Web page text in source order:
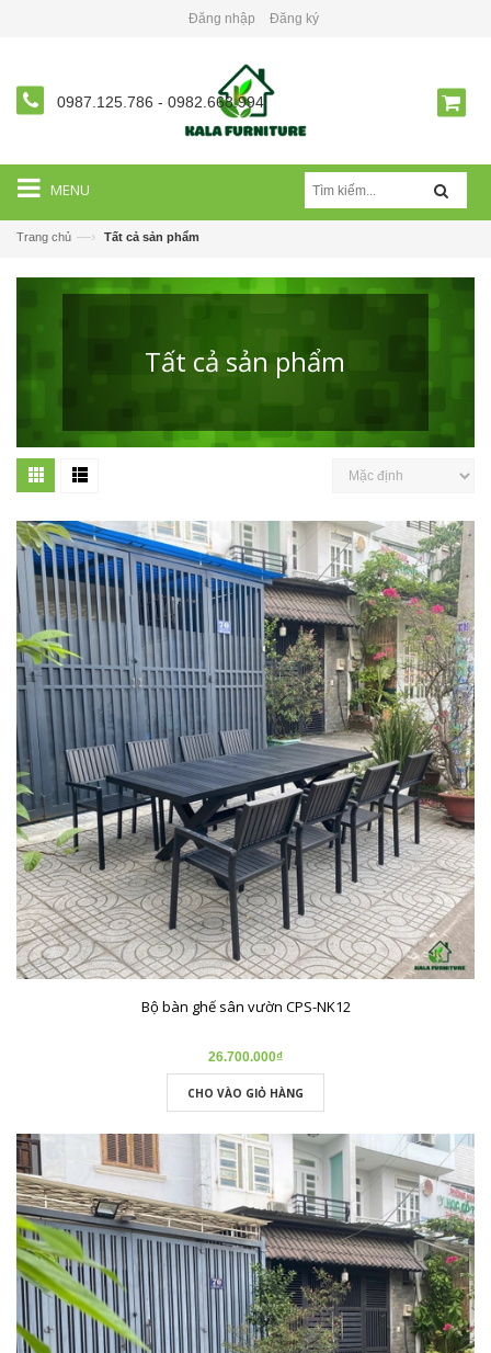
Đăng nhập Đăng ký
0987.125.786 - 0982.668.994
MENU
Trang chủ —› Tất cả sản phẩm
Tất cả sản phẩm
Bộ bàn ghế sân vườn CPS-NK12
26.700.000₫
CHO VÀO GIỎ HÀNG